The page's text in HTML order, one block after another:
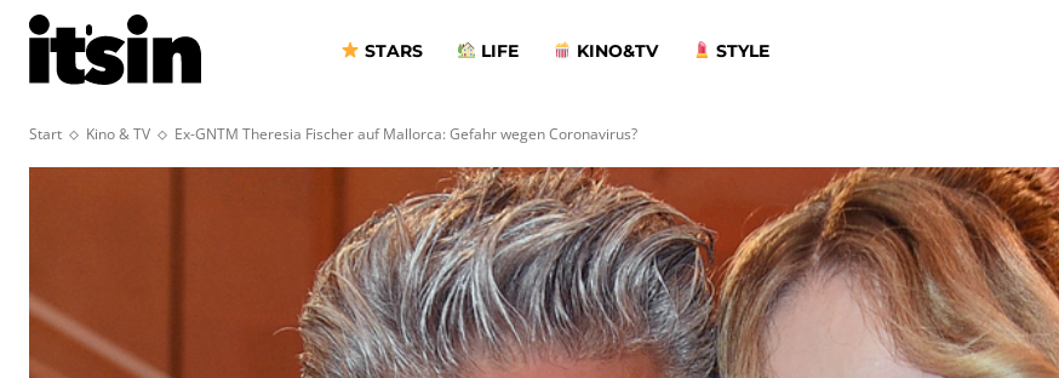
STARS LIFE KINO&TV STYLE
Start Kino & TV Ex-GNTM Theresia Fischer auf Mallorca: Gefahr wegen Coronavirus?